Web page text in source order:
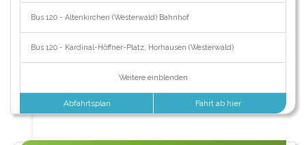
Bus 120 - Altenkirchen (Westerwald) Bahnhof
Bus 120 - Kardinal-Höffner-Platz, Horhausen (Westerwald)
Weitere einblenden
Abfahrtsplan Fahrt ab hier